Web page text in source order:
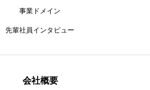
事業ドメイン
先輩社員インタビュー
会社概要